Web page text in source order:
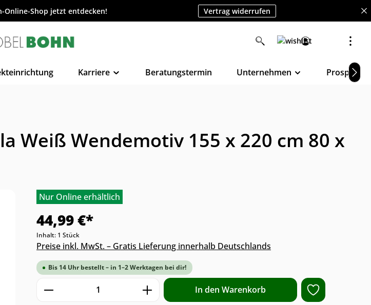
Online-Shop jetzt entdecken! Vertrag widerrufen
Karriere Beratungstermin Unternehmen Prospekte
Weiß Wendemotiv 155 x 220 cm 80 x
Nur Online erhältlich
44,99 €*
Inhalt: 1 Stück
Preise inkl. MwSt. – Gratis Lieferung innerhalb Deutschlands
Bis 14 Uhr bestellt – in 1–2 Werktagen bei dir!
Produkt Anzahl: Gib den gewünschten Wert ein oder
In den Warenkorb